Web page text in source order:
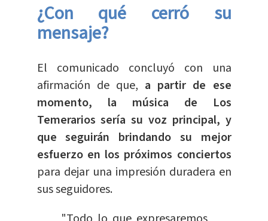
¿Con qué cerró su
mensaje?
El comunicado concluyó con una
afirmación de que, a partir de ese
momento, la música de Los
Temerarios sería su voz principal, y
que seguirán brindando su mejor
esfuerzo en los próximos conciertos
para dejar una impresión duradera en
sus seguidores.